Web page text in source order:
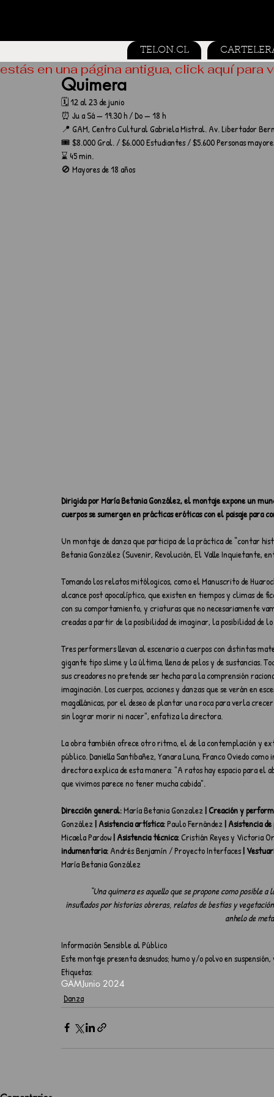
TELON.CL
Quimera
🗓️ 12 al 23 de junio
⏰ Ju a Sá — 19.30 h / Do — 18 h
📍 GAM, Centro Cultural Gabriela Mistral. Av. Libertador
🎟️ $8.000 Gral. / $6.000 Estudiantes / $5.600 Personas
⌛ 45 min.
🚫 Mayores de 18 años
Dirigida por María Betania González, el montaje expone un
cuerpos se sumergen en prácticas eróticas con el paisaje para
Un montaje de danza que participa de la práctica de “contar
Betania González (Suvenir, Revolución, El Valle Inquietante,
Tomando los relatos mitólogicos, como el Manuscrito de
alcance post apocalíptico, que existen en tiempos y climas de
con su comportamiento, y criaturas que no necesariamente
creadas a partir de la posibilidad de imaginar, la posibilidad
Tres performers llevan al escenario a cuerpos con distintas
gigante tipo slime y la última, llena de pelos y de sustancias.
sus creadores no pretende ser hecha para la comprensión
imaginación. Los cuerpos, acciones y danzas que se verán en
magallánicas, por el deseo de plantar una roca para verla
sin lograr morir ni nacer", enfatiza la directora.
La obra también ofrece otro ritmo, el de la contemplación y
público. Daniella Santibañez, Yanara Luna, Franco Oviedo
directora explica de esta manera: "A ratos hay espacio para el
que vivimos parece no tener mucha cabida".
Dirección general: María Betania Gonzalez | Creación y
González | Asistencia artística: Paulo Fernández | Asistencia de
Micaela Pardow | Asistencia técnica: Cristián Reyes y Victoria
indumentaria: Andrés Benjamín / Proyecto Interfaces |
María Betania González
“Una quimera es aquello que se propone como posible
insuflados por historias obreras, relatos de bestias y
anhelo de
Información Sensible al Público
Este montaje presenta desnudos; humo y/o polvo en
Etiquetas:
GAMJunio 2024
Danza
estás en una página antigua, click aquí para